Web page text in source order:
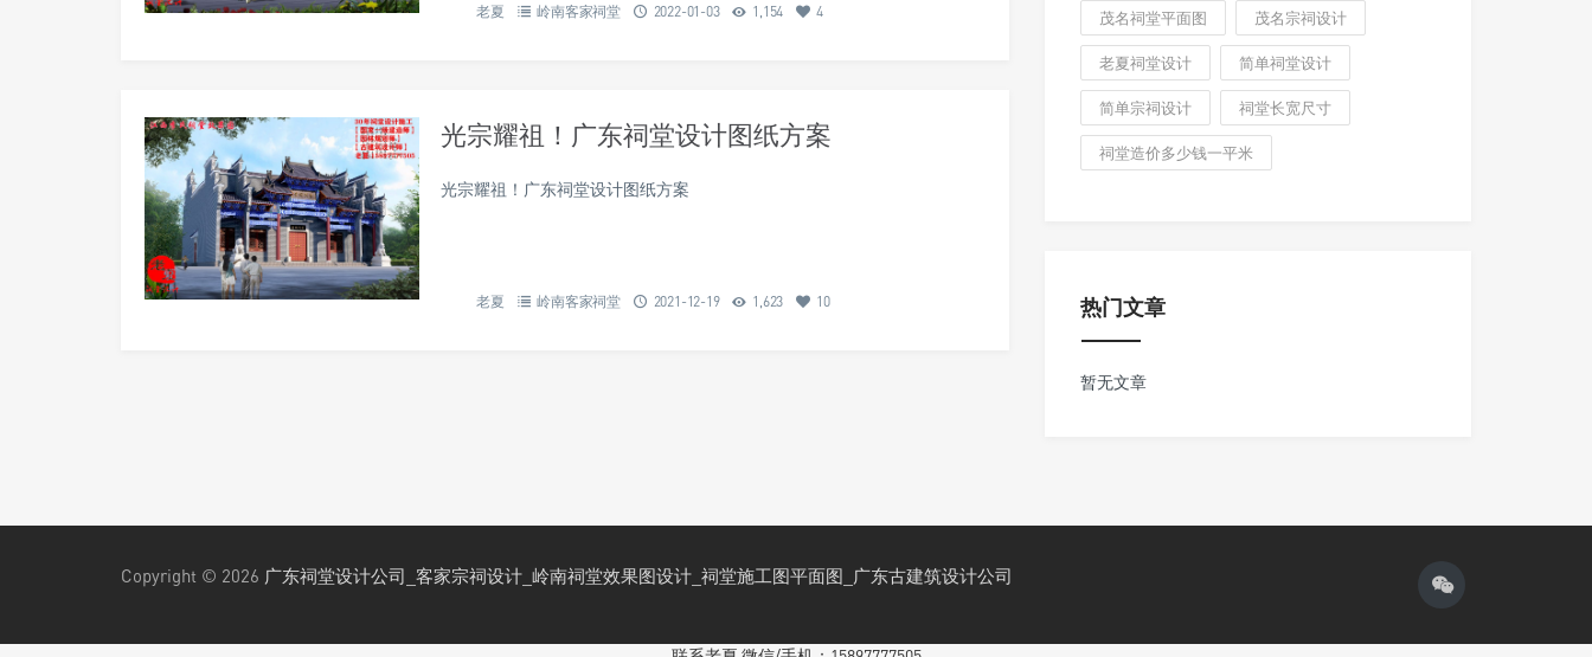
老夏 岭南客家祠堂 2022-01-03 1,154 4
光宗耀祖！广东祠堂设计图纸方案
光宗耀祖！广东祠堂设计图纸方案
老夏 岭南客家祠堂 2021-12-19 1,623 10
茂名祠堂平面图 茂名宗祠设计
老夏祠堂设计 简单祠堂设计
简单宗祠设计 祠堂长宽尺寸
祠堂造价多少钱一平米
热门文章
暂无文章
Copyright © 2026 广东祠堂设计公司_客家宗祠设计_岭南祠堂效果图设计_祠堂施工图平面图_广东古建筑设计公司